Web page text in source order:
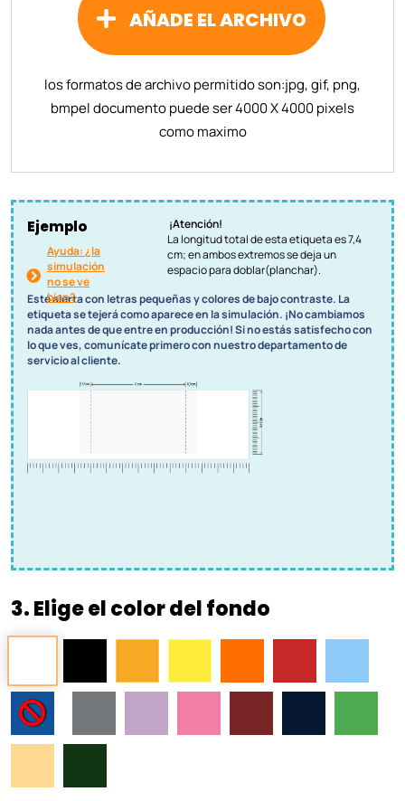
AÑADE EL ARCHIVO
los formatos de archivo permitido son:jpg, gif, png,
bmpel documento puede ser 4000 X 4000 pixels
como maximo
Ejemplo
¡Atención!
La longitud total de esta etiqueta es 7,4
cm; en ambos extremos se deja un
espacio para doblar(planchar).
Esté alerta con letras pequeñas y colores de bajo contraste. La
etiqueta se tejerá como aparece en la simulación. ¡No cambiamos
nada antes de que entre en producción! Si no estás satisfecho con
lo que ves, comunícate primero con nuestro departamento de
servicio al cliente.
Ayuda: ¿la
simulación
no se ve
bien?
3. Elige el color del fondo